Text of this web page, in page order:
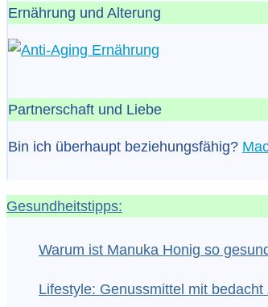
Ernährung und Alterung
Partnerschaft und Liebe
Bin ich überhaupt beziehungsfähig?
Gesundheitstipps:
Warum ist Manuka Honig so
Lifestyle: Genussmittel mit bedacht